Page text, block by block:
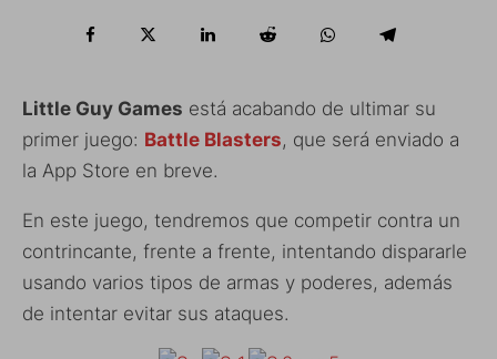
Little Guy Games está acabando de ultimar su
primer juego: Battle Blasters, que será enviado a
la App Store en breve.
En este juego, tendremos que competir contra un
contrincante, frente a frente, intentando dispararle
usando varios tipos de armas y poderes, además
de intentar evitar sus ataques.